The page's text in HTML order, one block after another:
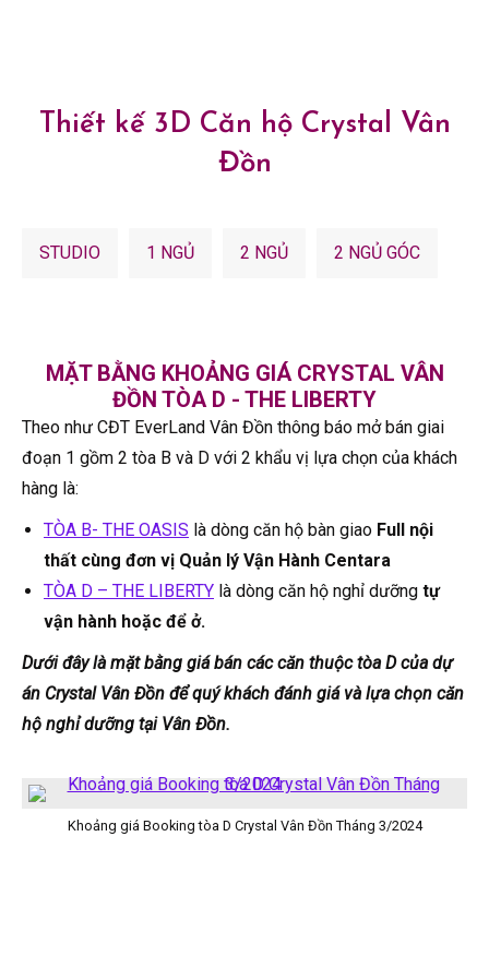
Thiết kế 3D Căn hộ Crystal Vân
Đồn
STUDIO 1 NGỦ 2 NGỦ 2 NGỦ GÓC
MẶT BẰNG KHOẢNG GIÁ CRYSTAL VÂN
ĐỒN TÒA D - THE LIBERTY
Theo như CĐT EverLand Vân Đồn thông báo mở bán giai
đoạn 1 gồm 2 tòa B và D với 2 khẩu vị lựa chọn của khách
hàng là:
TÒA B- THE OASIS là dòng căn hộ bàn giao Full nội
thất cùng đơn vị Quản lý Vận Hành Centara
TÒA D – THE LIBERTY là dòng căn hộ nghỉ dưỡng tự
vận hành hoặc để ở.
Dưới đây là mặt bằng giá bán các căn thuộc tòa D của dự
án Crystal Vân Đồn để quý khách đánh giá và lựa chọn căn
hộ nghỉ dưỡng tại Vân Đồn.
Khoảng giá Booking tòa D Crystal Vân Đồn Tháng 3/2024